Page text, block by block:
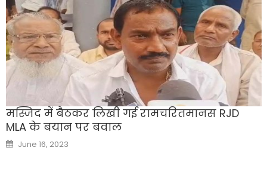
मस्जिद में बैठकर लिखी गई रामचरितमानस RJD
MLA के बयान पर बवाल
Posted
on
June 16, 2023